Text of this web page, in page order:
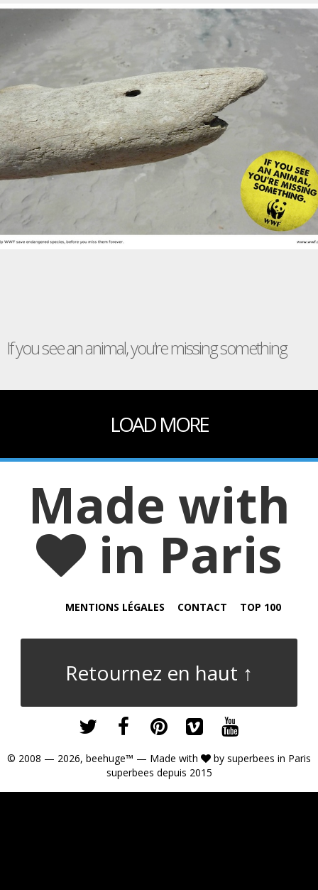
If you see an animal, you’re missing something
LOAD MORE
Made with
in Paris
MENTIONS LÉGALES CONTACT TOP 100
Retournez en haut ↑
© 2008 — 2026, beehuge™ — Made with by superbees in Paris
superbees depuis 2015